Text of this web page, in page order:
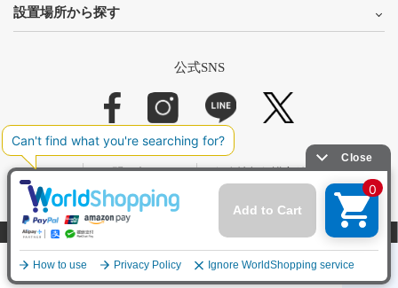
マイページ カート ご利用ガイド メニュー
設置場所から探す
公式SNS
お問い合わせ
個人情報保護方針
特定商取引に関する表示
サイトマップ
© 2023 TCB JAPAN Corporation